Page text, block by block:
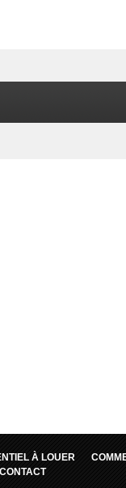
À LOUER
CONTACT